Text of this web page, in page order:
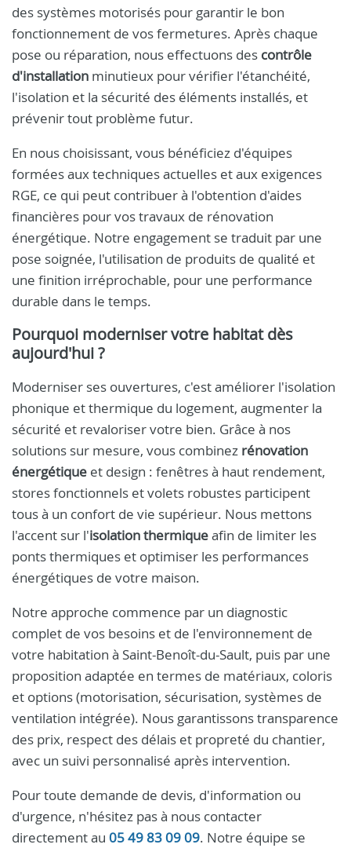
des systèmes motorisés pour garantir le bon
fonctionnement de vos fermetures. Après chaque
pose ou réparation, nous effectuons des contrôle
d'installation minutieux pour vérifier l'étanchéité,
l'isolation et la sécurité des éléments installés, et
prévenir tout problème futur.
En nous choisissant, vous bénéficiez d'équipes
formées aux techniques actuelles et aux exigences
RGE, ce qui peut contribuer à l'obtention d'aides
financières pour vos travaux de rénovation
énergétique. Notre engagement se traduit par une
pose soignée, l'utilisation de produits de qualité et
une finition irréprochable, pour une performance
durable dans le temps.
Pourquoi moderniser votre habitat dès
aujourd'hui ?
Moderniser ses ouvertures, c'est améliorer l'isolation
phonique et thermique du logement, augmenter la
sécurité et revaloriser votre bien. Grâce à nos
solutions sur mesure, vous combinez rénovation
énergétique et design : fenêtres à haut rendement,
stores fonctionnels et volets robustes participent
tous à un confort de vie supérieur. Nous mettons
l'accent sur l'isolation thermiqueafin de limiter les
ponts thermiques et optimiser les performances
énergétiques de votre maison.
Notre approche commence par un diagnostic
complet de vos besoins et de l'environnement de
votre habitation à Saint-Benoît-du-Sault, puis par une
proposition adaptée en termes de matériaux, coloris
et options (motorisation, sécurisation, systèmes de
ventilation intégrée). Nous garantissons transparence
des prix, respect des délais et propreté du chantier,
avec un suivi personnalisé après intervention.
Pour toute demande de devis, d'information ou
d'urgence, n'hésitez pas à nous contacter
directement au 05 49 83 09 09. Notre équipe se